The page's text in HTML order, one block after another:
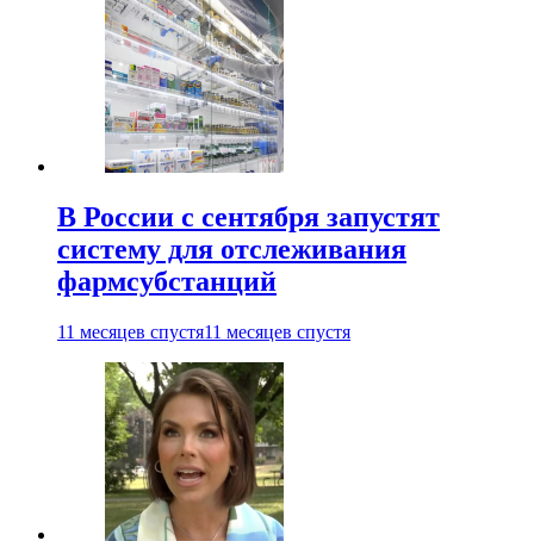
В России с сентября запустят
систему для отслеживания
фармсубстанций
11 месяцев спустя11 месяцев спустя